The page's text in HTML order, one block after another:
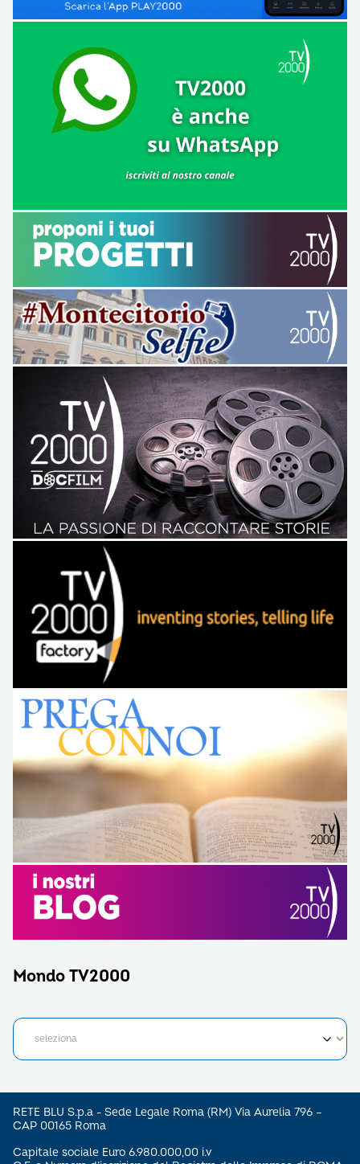
Mondo TV2000
RETE BLU S.p.a - Sede Legale Roma (RM) Via Aurelia 796 –
CAP 00165 Roma
Capitale sociale Euro 6.980.000,00 i.v